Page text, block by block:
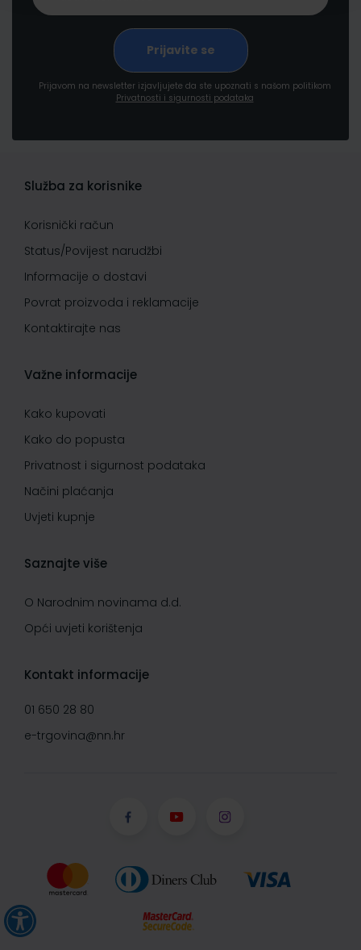
Prijavom na newsletter izjavljujete da ste upoznati s našom politikom
Privatnosti i sigurnosti podataka
Služba za korisnike
Korisnički račun
Status/Povijest narudžbi
Informacije o dostavi
Povrat proizvoda i reklamacije
Kontaktirajte nas
Važne informacije
Kako kupovati
Kako do popusta
Privatnost i sigurnost podataka
Načini plaćanja
Uvjeti kupnje
Saznajte više
O Narodnim novinama d.d.
Opći uvjeti korištenja
Kontakt informacije
01 650 28 80
e-trgovina@nn.hr